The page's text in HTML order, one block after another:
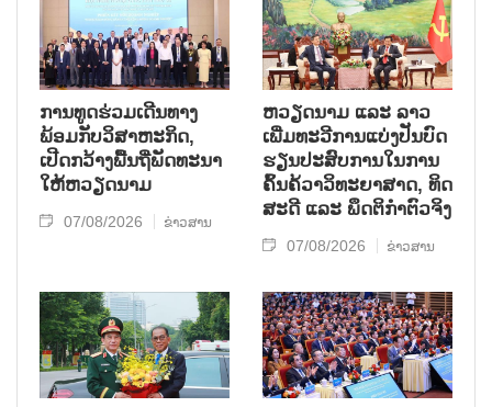
ການ​ທູດ​ຮ່ວມ​ເດີນ​ທາງ​
ພ້ອມກັບ​ວິ​ສາ​ຫະ​ກ​ິດ,
ເປີດກວ້າງ​ພື້ນ​ຖີ່​ພັດ​ທະ​ນາ​
ໃຫ້​ຫວຽດ​ນາມ
07/08/2026 ຂ່າວສານ
ຫວຽດ​ນາມ ແລະ ລາວ​
ເພີ່ມ​ທະ​ວີ​ການ​ແບ່​ງ​ປັນ​ບົດ​
ຮຽນ​ປະ​ສົບ​ການ​ໃນ​ການ​
ຄົ້ນ​ຄ້​ວາ​ວິ​ທະ​ຍາ​ສາດ, ທິດ​
ສະ​ດີ ແລະ ພຶດ​ຕິ​ກຳຕົວ​ຈິງ
07/08/2026 ຂ່າວສານ